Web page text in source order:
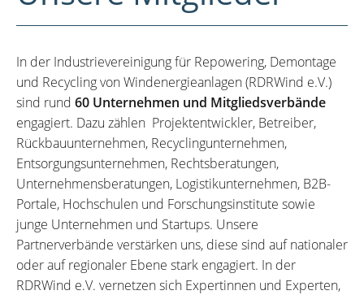
In der Industrievereinigung für Repowering, Demontage
und Recycling von Windenergieanlagen (RDRWind e.V.)
sind rund 60 Unternehmen und Mitgliedsverbände
engagiert. Dazu zählen Projektentwickler, Betreiber,
Rückbauunternehmen, Recyclingunternehmen,
Entsorgungsunternehmen, Rechtsberatungen,
Unternehmensberatungen, Logistikunternehmen, B2B-
Portale, Hochschulen und Forschungsinstitute sowie
junge Unternehmen und Startups. Unsere
Partnerverbände verstärken uns, diese sind auf nationaler
oder auf regionaler Ebene stark engagiert. In der
RDRWind e.V. vernetzen sich Expertinnen und Experten,